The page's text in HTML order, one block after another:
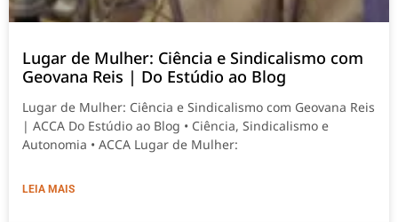
Lugar de Mulher: Ciência e Sindicalismo com
Geovana Reis | Do Estúdio ao Blog
Lugar de Mulher: Ciência e Sindicalismo com Geovana Reis
| ACCA Do Estúdio ao Blog • Ciência, Sindicalismo e
Autonomia • ACCA Lugar de Mulher:
LEIA MAIS